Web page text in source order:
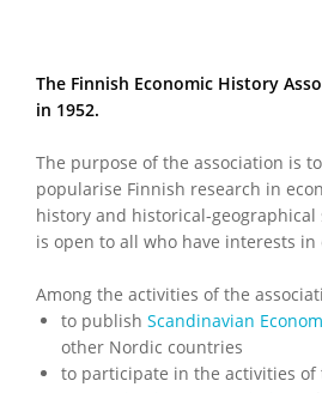
The Finnish Economic History
in 1952.
The purpose of the association is
popularise Finnish research in
history and historical-
is open to all who have interests in
Among the activities of the
to publish Scandinavian
other Nordic countries
to participate in the activities of